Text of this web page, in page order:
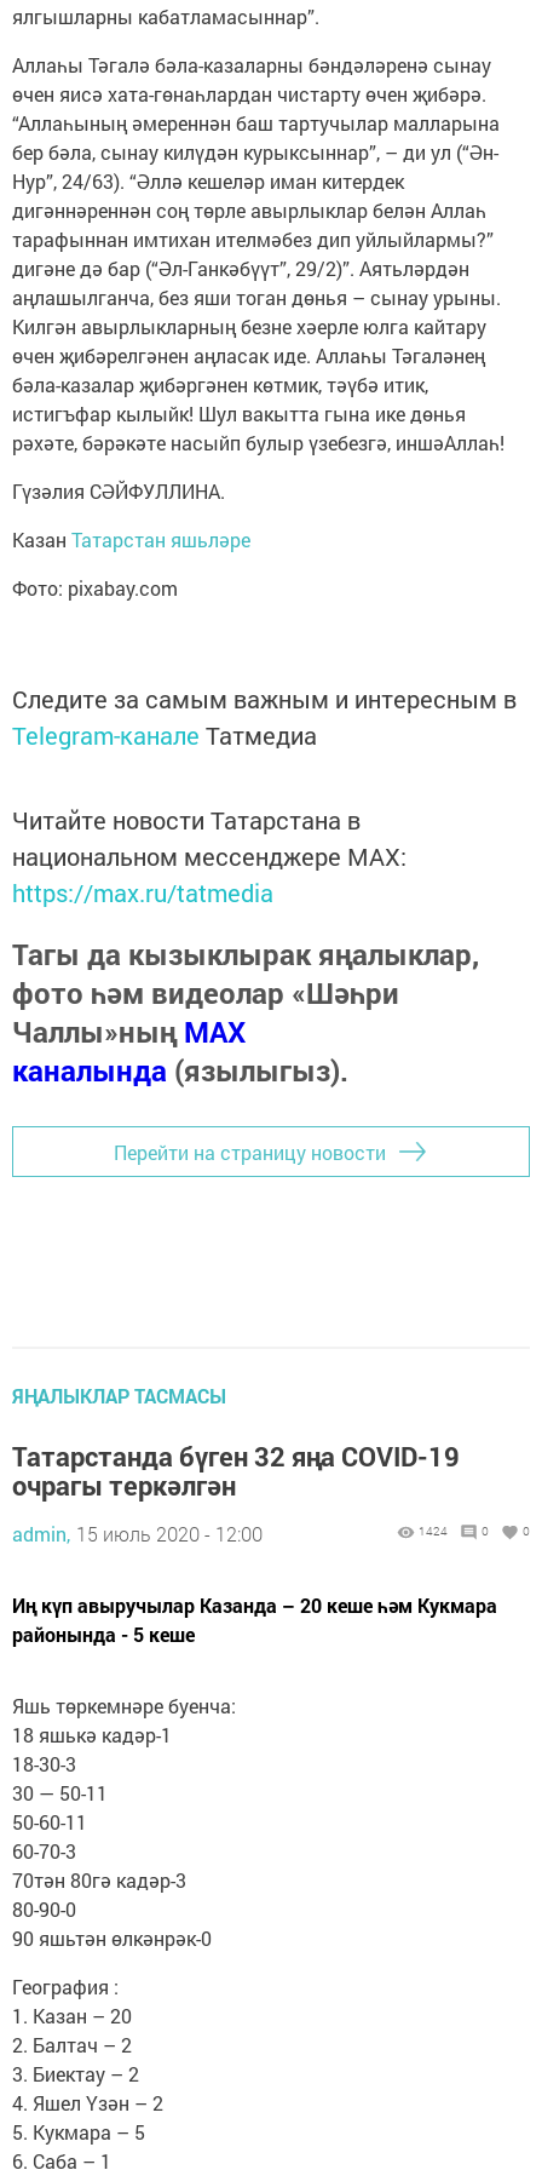
ялгышларны кабатламасыннар”.
Аллаһы Тәгалә бәла-казаларны бәндәләренә сынау
өчен яисә хата-гөнаһлардан чистарту өчен җибәрә.
“Аллаһының әмереннән баш тартучылар малларына
бер бәла, сынау килүдән курыксыннар”, – ди ул (“Ән-
Нур”, 24/63). “Әллә кешеләр иман китердек
дигәннәреннән соң төрле авырлыклар белән Аллаһ
тарафыннан имтихан ителмәбез дип уйлыйлармы?”
дигәне дә бар (“Әл-Ганкәбүүт”, 29/2)”. Аятьләрдән
аңлашылганча, без яши тоган дөнья – сынау урыны.
Килгән авырлыкларның безне хәерле юлга кайтару
өчен җибәрелгәнен аңласак иде. Аллаһы Тәгаләнең
бәла-казалар җибәргәнен көтмик, тәүбә итик,
истигъфар кылыйк! Шул вакытта гына ике дөнья
рәхәте, бәрәкәте насыйп булыр үзебезгә, иншәАллаһ!
Гүзәлия СӘЙФУЛЛИНА.
Казан Татарстан яшьләре
Фото: pixabay.com
Следите за самым важным и интересным в
Telegram-канале Татмедиа
Читайте новости Татарстана в
национальном мессенджере MАХ:
https://max.ru/tatmedia
Тагы да кызыклырак яңалыклар,
фото һәм видеолар «Шәһри
Чаллы»ныңMAX
каналында (язылыгыз).
Перейти на страницу новости
ЯҢАЛЫКЛАР ТАСМАСЫ
Татарстанда бүген 32 яңа COVID-19
очрагы теркәлгән
admin, 15 июль 2020 - 12:00 1424 0 0
Иң күп авыручылар Казанда – 20 кеше һәм Кукмара
районында - 5 кеше
Яшь төркемнәре буенча:
18 яшькә кадәр-1
18-30-3
30 — 50-11
50-60-11
60-70-3
70тән 80гә кадәр-3
80-90-0
90 яшьтән өлкәнрәк-0
География :
1. Казан – 20
2. Балтач – 2
3. Биектау – 2
4. Яшел Үзән – 2
5. Кукмара – 5
6. Саба – 1